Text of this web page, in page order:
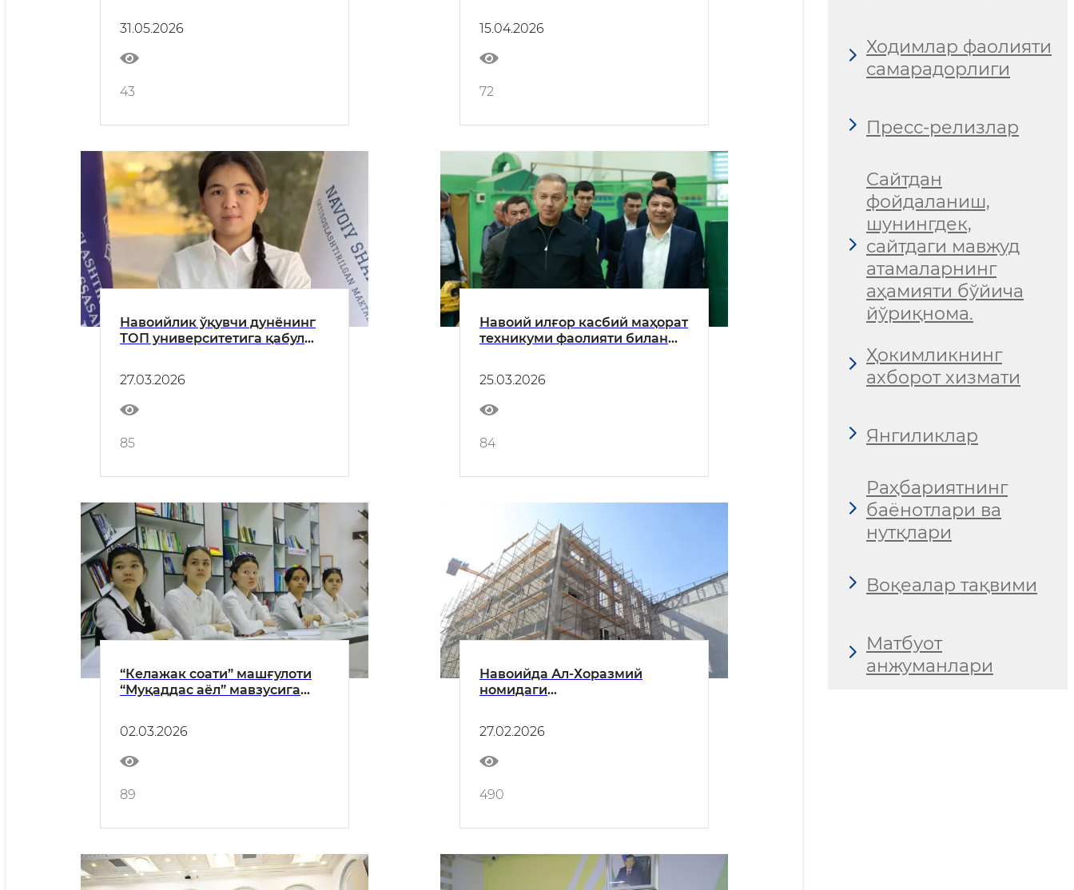
31.05.2026
43
15.04.2026
72
Навоийлик ўқувчи дунёнинг
ТОП университетига қабул
27.03.2026
85
Навоий илғор касбий маҳорат
техникуми фаолияти билан
25.03.2026
84
“Келажак соати” машғулоти
“Муқаддас аёл” мавзусига
02.03.2026
89
Навоийда Ал-Хоразмий
номидаги
27.02.2026
490
Ходимлар фаолияти
самарадорлиги
Пресс-релизлар
Сайтдан
фойдаланиш,
шунингдек,
сайтдаги мавжуд
атамаларнинг
аҳамияти бўйича
йўриқнома.
Ҳокимликнинг
ахборот хизмати
Янгиликлар
Раҳбариятнинг
баёнотлари ва
нутқлари
Воқеалар тақвими
Матбуот
анжуманлари